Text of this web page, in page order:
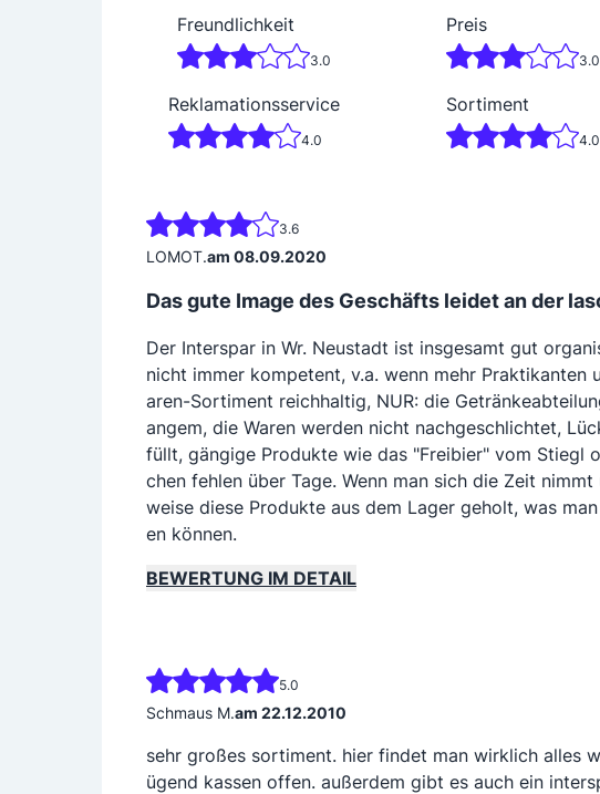
Freundlichkeit
3.0
Preis
3.0
Reklamationsservice
4.0
Sortiment
4.0
3.6
LOMOT.am 08.09.2020
Das gute Image des Geschäfts leidet an der
Der Interspar in Wr. Neustadt ist insgesamt gut
nicht immer kompetent, v.a. wenn mehr Praktikanten
aren-Sortiment reichhaltig, NUR: die
angem, die Waren werden nicht nachgeschlichtet,
füllt, gängige Produkte wie das "Freibier" vom Stiegl
chen fehlen über Tage. Wenn man sich die Zeit
weise diese Produkte aus dem Lager geholt, was
en können.
BEWERTUNG IM DETAIL
5.0
Schmaus M.am 22.12.2010
sehr großes sortiment. hier findet man wirklich alles
ügend kassen offen. außerdem gibt es auch ein